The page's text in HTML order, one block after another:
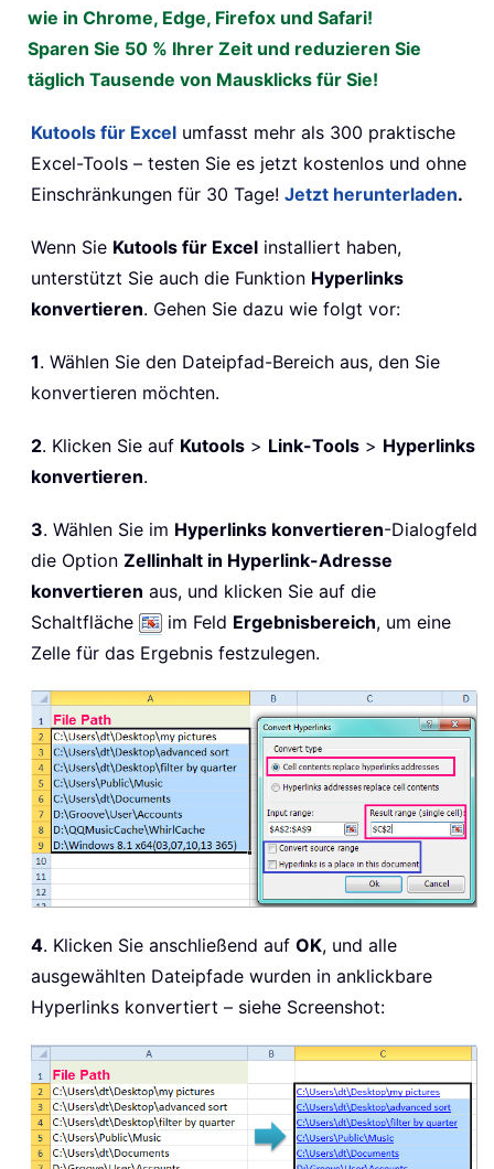
wie in Chrome, Edge, Firefox und Safari!
Sparen Sie 50 % Ihrer Zeit und reduzieren Sie
täglich Tausende von Mausklicks für Sie!
Kutools für Excel umfasst mehr als 300 praktische
Excel-Tools – testen Sie es jetzt kostenlos und ohne
Einschränkungen für 30 Tage! Jetzt herunterladen.
Wenn Sie Kutools für Excel installiert haben,
unterstützt Sie auch die Funktion Hyperlinks
konvertieren. Gehen Sie dazu wie folgt vor:
1. Wählen Sie den Dateipfad-Bereich aus, den Sie
konvertieren möchten.
2. Klicken Sie auf Kutools > Link-Tools > Hyperlinks
konvertieren.
3. Wählen Sie im Hyperlinks konvertieren-Dialogfeld
die Option Zellinhalt in Hyperlink-Adresse
konvertieren aus, und klicken Sie auf die
Schaltfläche
im Feld Ergebnisbereich, um eine
Zelle für das Ergebnis festzulegen.
4. Klicken Sie anschließend auf OK, und alle
ausgewählten Dateipfade wurden in anklickbare
Hyperlinks konvertiert – siehe Screenshot: